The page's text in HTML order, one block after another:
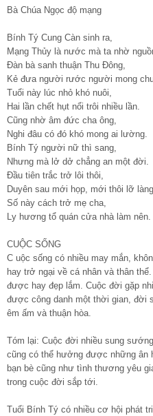
Bà Chúa Ngọc độ mạng
Bính Tý Cung Càn sinh ra,
Mạng Thủy là nước mà ta nhờ
Đàn bà sanh thuận Thu Đông,
Kẻ đưa người rước người mong
Tuổi này lúc nhỏ khó nuôi,
Hai lần chết hụt nổi trôi nhiều lần.
Cũng nhờ âm đức cha ông,
Nghi đâu có đó khó mong ai lường.
Bính Tý người nữ thì sang,
Nhưng mà lở dở chẳng an một đời.
Đầu tiên trắc trở lôi thôi,
Duyên sau mới họp, mới thôi lỡ
Số này cách trở mẹ cha,
Ly hương tổ quán cửa nhà làm nên.
CUỘC SỐNG
C uộc sống có nhiều may mắn,
hay trở ngại về cá nhân và thân
được hay đẹp lắm. Cuộc đời gặp
được công danh một thời gian, đời
êm ấm và thuận hòa.
Tóm lại: Cuộc đời nhiều sung
cũng có thể hưởng được những ân
bạn bè cũng như tình thương yêu
trong cuộc đời sắp tới.
Tuổi Bính Tý có nhiều cơ hội phát